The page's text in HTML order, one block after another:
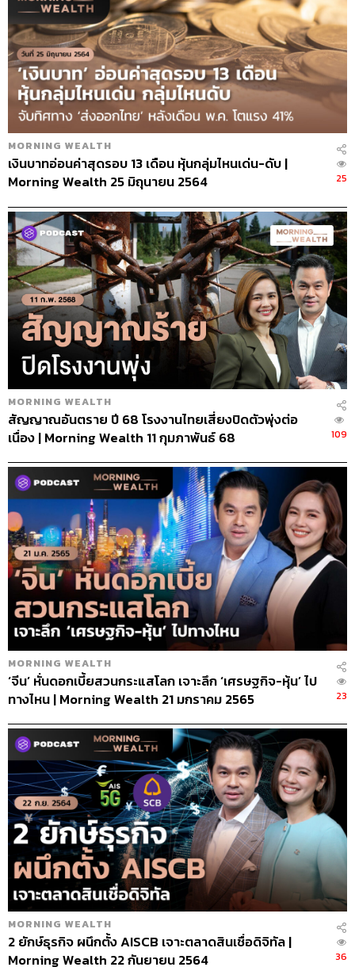
MORNING WEALTH
เงินบาทอ่อนค่าสุดรอบ 13 เดือน หุ้นกลุ่มไหนเด่น-ดับ |
Morning Wealth 25 มิถุนายน 2564
25
MORNING WEALTH
สัญญาณอันตราย ปี 68 โรงงานไทยเสี่ยงปิดตัวพุ่งต่อ
เนื่อง | Morning Wealth 11 กุมภาพันธ์ 68
109
MORNING WEALTH
‘จีน’ หั่นดอกเบี้ยสวนกระแสโลก เจาะลึก ‘เศรษฐกิจ-หุ้น’ ไป
ทางไหน | Morning Wealth 21 มกราคม 2565
23
MORNING WEALTH
2 ยักษ์ธุรกิจ ผนึกตั้ง AISCB เจาะตลาดสินเชื่อดิจิทัล |
Morning Wealth 22 กันยายน 2564
36